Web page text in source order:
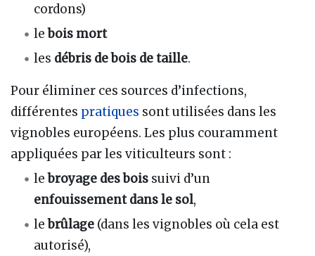
cordons)
lebois mort
les débris de bois de taille.
Pour éliminer ces sources d’infections,
différentes pratiques sont utilisées dans les
vignobles européens. Les plus couramment
appliquées par les viticulteurs sont :
lebroyage des bois suivi d’un
enfouissement dans le sol,
lebrûlage (dans les vignobles où cela est
autorisé),